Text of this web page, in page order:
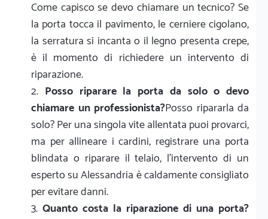
Come capisco se devo chiamare un tecnico? Se
la porta tocca il pavimento, le cerniere cigolano,
la serratura si incanta o il legno presenta crepe,
è il momento di richiedere un intervento di
riparazione.
Posso riparare la porta da solo o devo
chiamare un professionista?Posso ripararla da
solo? Per una singola vite allentata puoi provarci,
ma per allineare i cardini, registrare una porta
blindata o riparare il telaio, l'intervento di un
esperto su Alessandria è caldamente consigliato
per evitare danni.
Quanto costa la riparazione di una porta?